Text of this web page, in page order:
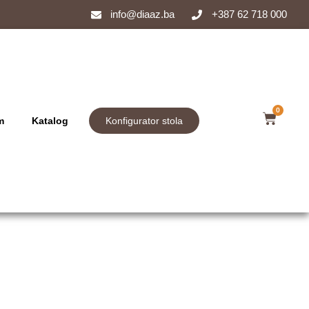
info@diaaz.ba +387 62 718 000
Katalog Konfigurator stola
0